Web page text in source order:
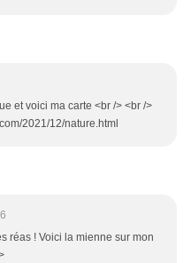
et voici ma carte <br /> <br />
2021/12/nature.html
réas ! Voici la mienne sur mon